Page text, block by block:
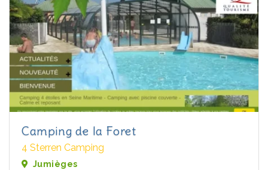
Camping de la Foret
4 Sterren Camping
Jumièges